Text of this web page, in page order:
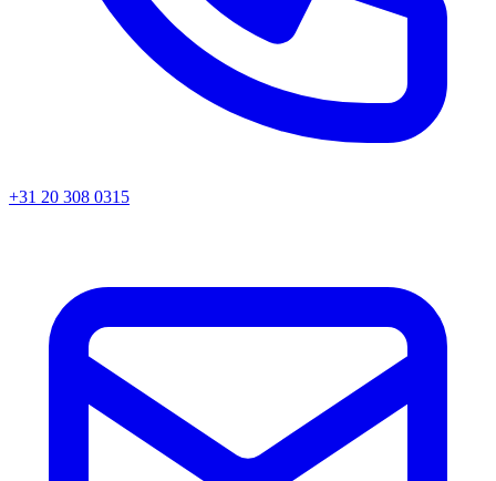
+31 20 308 0315